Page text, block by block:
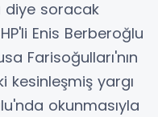
diye soracak
Enis Berberoğlu
Farisoğulları'nın
kesinleşmiş yargı
okunmasıyla